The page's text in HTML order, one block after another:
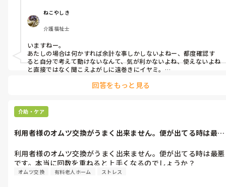
ねこやしき
介護福祉士
いますねー。
あたしの場合は何かすれば余計な事しかしないよねー、都度確認す
ると自分で考えて動けないなんて、気が利かないよね、使えないよね
と直接ではなく聞こえよがしに遠巻きにイヤミ。
ゴミ捨て等、重い物を運ぶ際俺行くよと言われそのまま頼むと、自
しかし典型的なお局で徒党を組む人はいても歯向かう人はおらず、主
任は男で関わるのが面倒、長い物には巻かれろ精神で見てみぬふり
回答をもっと見る
介助・ケア
利用者様のオムツ交換がうまく出来ません。便が出てる時は最悪
利用者様のオムツ交換がうまく出来ません。便が出てる時は最悪
です。本当に回数を重ねると上手くなるのでしょうか？
オムツ交換 有料老人ホーム ストレス